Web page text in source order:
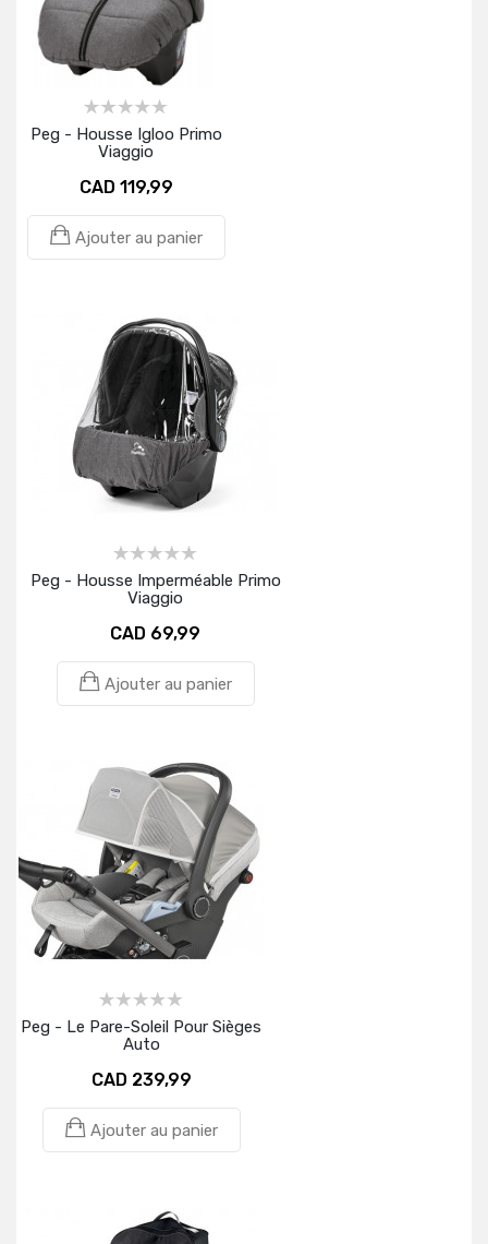
Peg - Housse Igloo Primo
Viaggio
CAD 119,99
Ajouter au panier
Peg - Housse Imperméable Primo
Viaggio
CAD 69,99
Ajouter au panier
Peg - Le Pare-Soleil Pour Sièges
Auto
CAD 239,99
Ajouter au panier